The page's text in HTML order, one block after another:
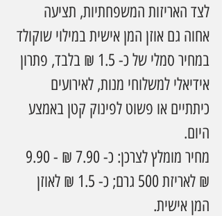
לצד האריזות המשפחתיות, תציעה
אחוה גם אוזן המן אישית במילוי שוקולד
במחיר סמלי של כ- 1.5 ₪ בלבד, פתרון
אידיאלי למשלוחי מנות, לאירועים
כיתתיים או פשוט לפינוק קטן באמצע
היום.
₪ לאריזת 500 גרם; כ- 1.5 ₪ לאוזן
המן אישית.